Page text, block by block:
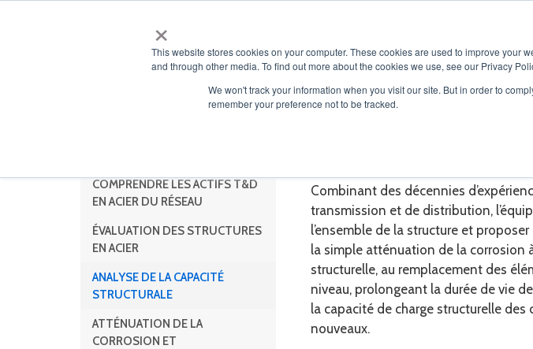
×
This website stores cookies on your computer. These cookies are used to improve
and through other media. To find out more about the cookies we use, see our Privacy
We won't track your information when you visit our site. But in order to
remember your preference not to be tracked.
COMPRENDRE LES ACTIFS T&D
EN ACIER DU RÉSEAU
ÉVALUATION DES STRUCTURES
EN ACIER
ANALYSE DE LA CAPACITÉ
STRUCTURALE
ATTÉNUATION DE LA
CORROSION ET
Combinant des décennies
transmission et de distribution,
l’ensemble de la structure et
la simple atténuation de la corrosion
structurelle, au remplacement des
niveau, prolongeant la durée de vie
la capacité de charge structurelle
nouveaux.